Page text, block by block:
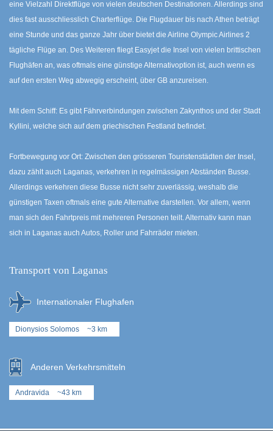
eine Vielzahl Direktflüge von vielen deutschen Destinationen. Allerdings sind
dies fast ausschliesslich Charterflüge. Die Flugdauer bis nach Athen beträgt
eine Stunde und das ganze Jahr über bietet die Airline Olympic Airlines 2
tägliche Flüge an. Des Weiteren fliegt Easyjet die Insel von vielen brittischen
Flughäfen an, was oftmals eine günstige Alternativoption ist, auch wenn es
auf den ersten Weg abwegig erscheint, über GB anzureisen.
Mit dem Schiff: Es gibt Fährverbindungen zwischen Zakynthos und der Stadt
Kyllini, welche sich auf dem griechischen Festland befindet.
Fortbewegung vor Ort: Zwischen den grösseren Touristenstädten der Insel,
dazu zählt auch Laganas, verkehren in regelmässigen Abständen Busse.
Allerdings verkehren diese Busse nicht sehr zuverlässig, weshalb die
günstigen Taxen oftmals eine gute Alternative darstellen. Vor allem, wenn
man sich den Fahrtpreis mit mehreren Personen teilt. Alternativ kann man
sich in Laganas auch Autos, Roller und Fahrräder mieten.
Transport von Laganas
Internationaler Flughafen
Dionysios Solomos ~3 km
Anderen Verkehrsmitteln
Andravida ~43 km